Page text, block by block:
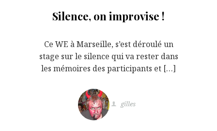
Silence, on improvise !
Ce WE à Marseille, s’est déroulé un
stage sur le silence qui va rester dans
les mémoires des participants et […]
gilles